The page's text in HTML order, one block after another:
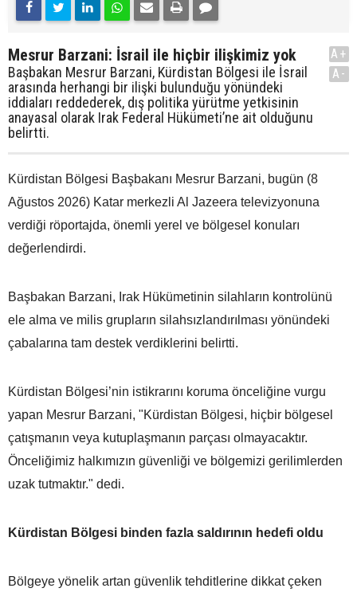
Mesrur Barzani: İsrail ile hiçbir ilişkimiz yok
Başbakan Mesrur Barzani, Kürdistan Bölgesi ile İsrail
arasında herhangi bir ilişki bulunduğu yönündeki
iddiaları reddederek, dış politika yürütme yetkisinin
anayasal olarak Irak Federal Hükümeti’ne ait olduğunu
belirtti.
A+
A-
Kürdistan Bölgesi Başbakanı Mesrur Barzani, bugün (8
Ağustos 2026) Katar merkezli Al Jazeera televizyonuna
verdiği röportajda, önemli yerel ve bölgesel konuları
değerlendirdi.
Başbakan Barzani, Irak Hükümetinin silahların kontrolünü
ele alma ve milis grupların silahsızlandırılması yönündeki
çabalarına tam destek verdiklerini belirtti.
Kürdistan Bölgesi’nin istikrarını koruma önceliğine vurgu
yapan Mesrur Barzani, "Kürdistan Bölgesi, hiçbir bölgesel
çatışmanın veya kutuplaşmanın parçası olmayacaktır.
Önceliğimiz halkımızın güvenliği ve bölgemizi gerilimlerden
uzak tutmaktır." dedi.
Kürdistan Bölgesi binden fazla saldırının hedefi oldu
Bölgeye yönelik artan güvenlik tehditlerine dikkat çeken